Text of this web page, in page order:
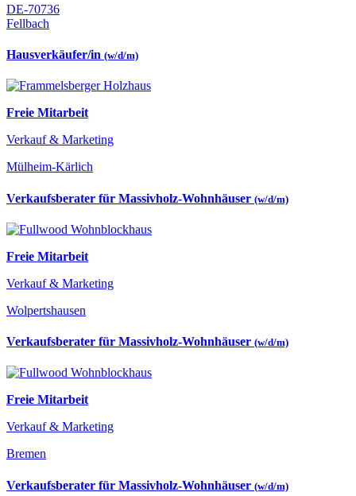
DE-70736
Fellbach
Hausverkäufer/in (w/d/m)
Freie Mitarbeit
Verkauf & Marketing
Mülheim-Kärlich
Verkaufsberater für Massivholz-Wohnhäuser (w/d/m)
Freie Mitarbeit
Verkauf & Marketing
Wolpertshausen
Verkaufsberater für Massivholz-Wohnhäuser (w/d/m)
Freie Mitarbeit
Verkauf & Marketing
Bremen
Verkaufsberater für Massivholz-Wohnhäuser (w/d/m)